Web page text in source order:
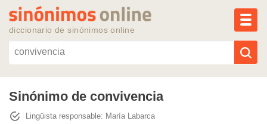
diccionario de sinónimos online
Reescribir texto con IA
Sinónimos populares
Sinónimo de convivencia
Lingüista responsable: María Labarca